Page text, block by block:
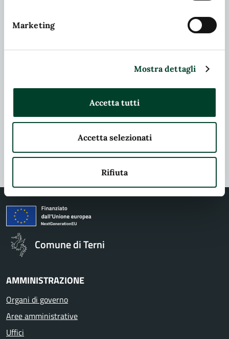
Marketing
Mostra dettagli
Accetta tutti
Accetta selezionati
Rifiuta
Prenota appuntamento
Problemi in città
Comune di Terni
AMMINISTRAZIONE
Organi di governo
Aree amministrative
Uffici